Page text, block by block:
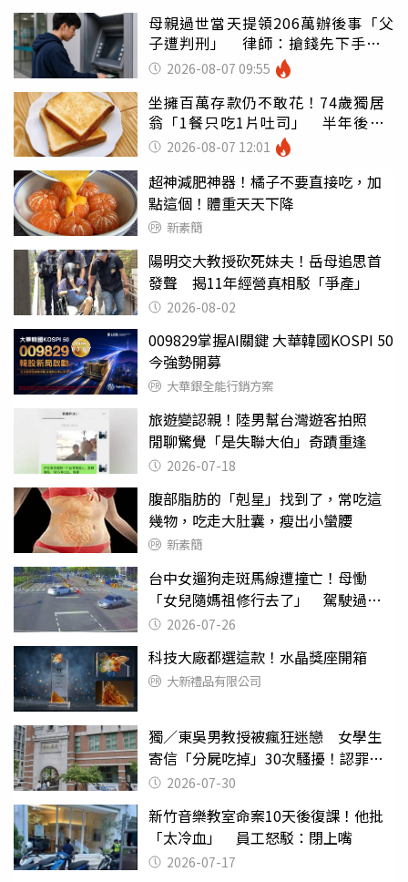
母親過世當天提領206萬辦後事「父
子遭判刑」 律師：搶錢先下手是
罪 2026-08-07 09:55
坐擁百萬存款仍不敢花！74歲獨居
翁「1餐只吃1片吐司」 半年後暴
瘦嚇壞女兒
2026-08-07 12:01
超神減肥神器！橘子不要直接吃，加
點這個！體重天天下降
新素簡
陽明交大教授砍死妹夫！岳母追思首
發聲 揭11年經營真相駁「爭產」
2026-08-02
009829掌握AI關鍵 大華韓國KOSPI 50
今強勢開募
大華銀全能行銷方案
旅遊變認親！陸男幫台灣遊客拍照
閒聊驚覺「是失聯大伯」奇蹟重逢
2026-07-18
腹部脂肪的「剋星」找到了，常吃這
幾物，吃走大肚囊，瘦出小蠻腰
新素簡
台中女遛狗走斑馬線遭撞亡！母慟
「女兒隨媽祖修行去了」 駕駛過失
致死判9月
2026-07-26
科技大廠都選這款！水晶獎座開箱
大新禮品有限公司
獨／東吳男教授被瘋狂迷戀 女學生
寄信「分屍吃掉」30次騷擾！認罪免
關 2026-07-30
新竹音樂教室命案10天後復課！他批
「太冷血」 員工怒駁：閉上嘴
2026-07-17